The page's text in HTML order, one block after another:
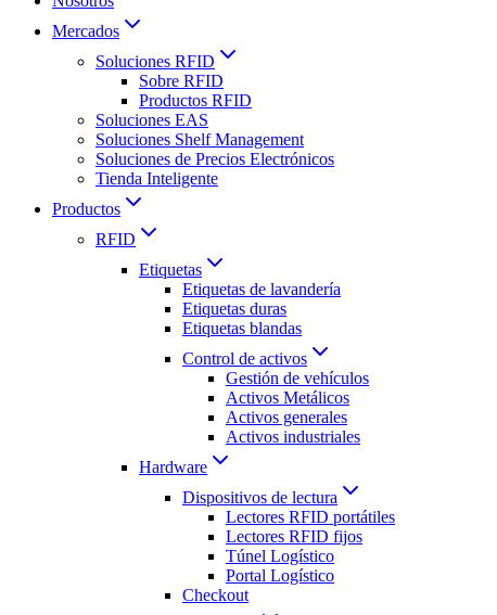
Mercados
Soluciones RFID
Sobre RFID
Productos RFID
Soluciones EAS
Soluciones Shelf Management
Soluciones de Precios Electrónicos
Tienda Inteligente
Productos
RFID
Etiquetas
Etiquetas de lavandería
Etiquetas duras
Etiquetas blandas
Control de activos
Gestión de vehículos
Activos Metálicos
Activos generales
Activos industriales
Hardware
Dispositivos de lectura
Lectores RFID portátiles
Lectores RFID fijos
Túnel Logístico
Portal Logístico
Checkout